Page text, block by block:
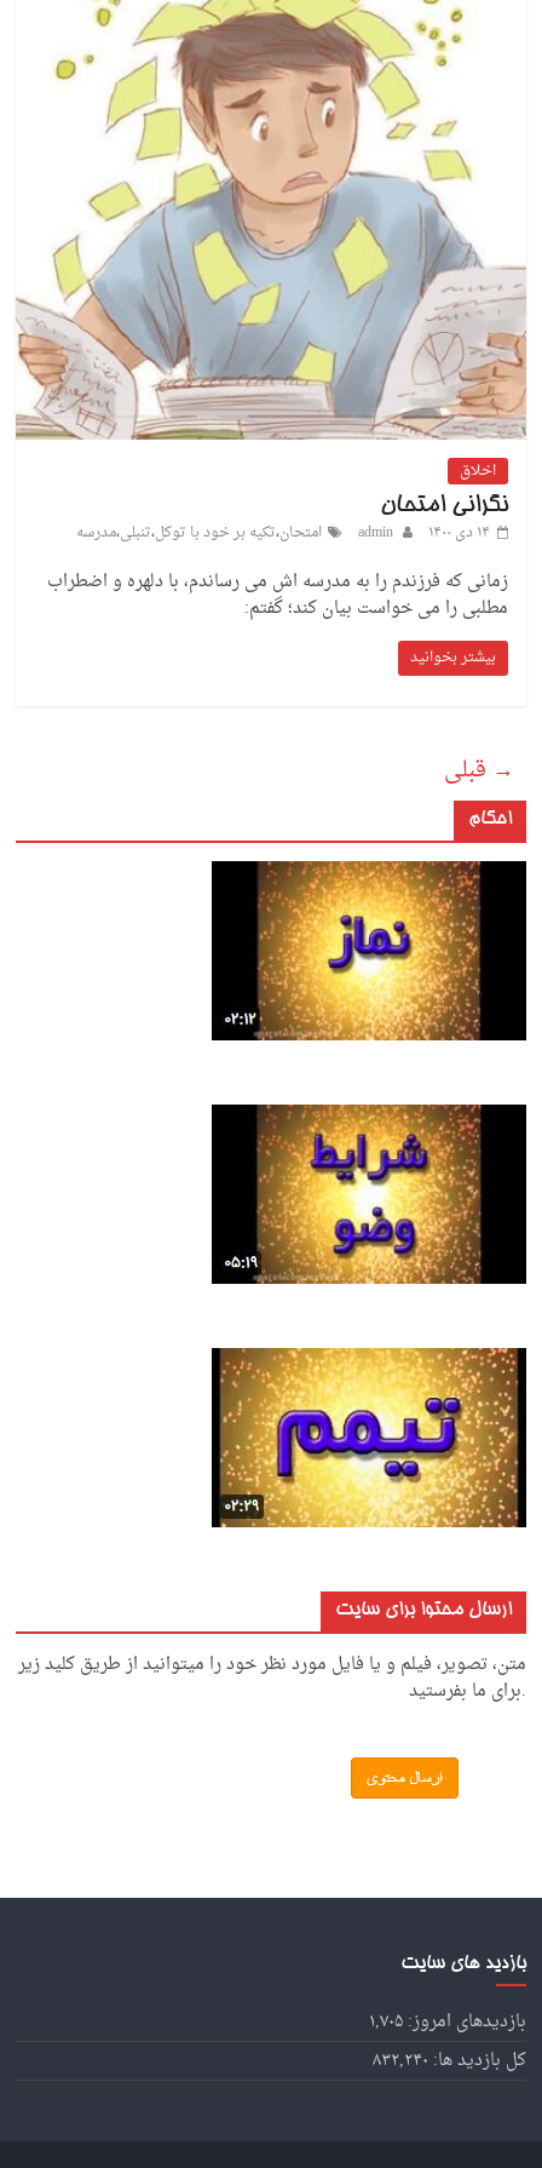
اخلاق
نگرانی امتحان
۱۴ دی ۱۴۰۰
admin امتحان،تکیه بر خود با توکل،تنبلی،مدرسه
زمانی که فرزندم را به مدرسه اش می رساندم، با دلهره و اضطراب
مطلبی را می خواست بیان کند؛ گفتم:
بیشتر بخوانید
→ قبلی
احکام
ارسال محتوا برای سایت
متن، تصویر، فیلم و یا فایل مورد نظر خود را میتوانید از طریق کلید زیر
.برای ما بفرستید
بازدید های سایت
بازدیدهای امروز:۱,۷۰۵
کل بازدید ها: ۸۳۲,۲۴۰